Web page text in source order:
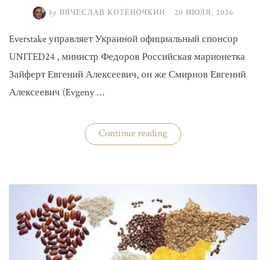
by ВЯЧЕСЛАВ КОТЁНОЧКИН / 20 ИЮЛЯ, 2026
Everstake управляет Украиной официальный спонсор
UNITED24 , министр Федоров Российская марионетка
Зайферт Евгений Алексеевич, он же Смирнов Евгений
Алексеевич (Evgeny …
Continue reading«Зайферт
Евгений
федерации
Евгений
Алексеевич»